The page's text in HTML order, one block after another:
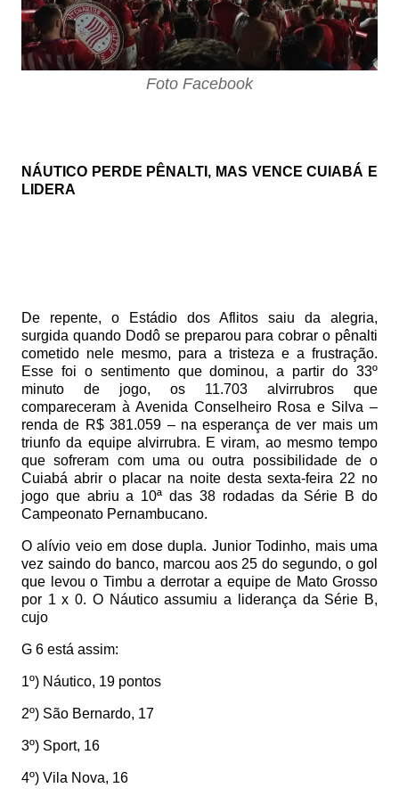
Foto Facebook
NÁUTICO PERDE PÊNALTI, MAS VENCE CUIABÁ E
LIDERA
De repente, o Estádio dos Aflitos saiu da alegria,
surgida quando Dodô se preparou para cobrar o pênalti
cometido nele mesmo, para a tristeza e a frustração.
Esse foi o sentimento que dominou, a partir do 33º
minuto de jogo, os 11.703 alvirrubros que
compareceram à Avenida Conselheiro Rosa e Silva –
renda de R$ 381.059 – na esperança de ver mais um
triunfo da equipe alvirrubra. E viram, ao mesmo tempo
que sofreram com uma ou outra possibilidade de o
Cuiabá abrir o placar na noite desta sexta-feira 22 no
jogo que abriu a 10ª das 38 rodadas da Série B do
Campeonato Pernambucano.
O alívio veio em dose dupla. Junior Todinho, mais uma
vez saindo do banco, marcou aos 25 do segundo, o gol
que levou o Timbu a derrotar a equipe de Mato Grosso
por 1 x 0. O Náutico assumiu a liderança da Série B,
cujo
G 6 está assim:
1º) Náutico, 19 pontos
2º) São Bernardo, 17
3º) Sport, 16
4º) Vila Nova, 16